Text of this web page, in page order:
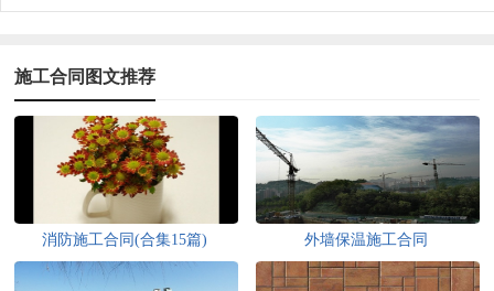
施工合同图文推荐
消防施工合同(合集15篇) 外墙保温施工合同